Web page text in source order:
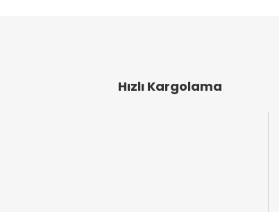
Hızlı Kargolama